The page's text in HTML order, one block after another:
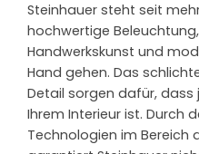
Steinhauer steht seit
hochwertige
Handwerkskunst und
Hand gehen. Das
Detail sorgen dafür, dass
Ihrem Interieur ist. Durch
Technologien im Bereich